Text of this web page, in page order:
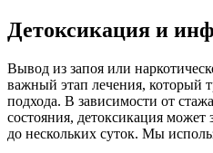
Детоксикация и
Вывод из запоя или
важный этап лечения, который
подхода. В зависимости от
состояния, детоксикация может
до нескольких суток. Мы